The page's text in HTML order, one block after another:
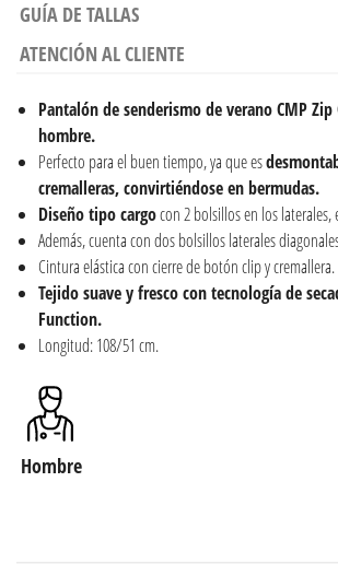
GUÍA DE TALLAS
ATENCIÓN AL CLIENTE
Pantalón de senderismo de verano CMP
hombre.
Perfecto para el buen tiempo, ya que es
cremalleras, convirtiéndose en bermudas.
Diseño tipo cargocon 2 bolsillos en los laterales,
Además, cuenta con dos bolsillos laterales
Cintura elástica con cierre de botón clip y cremallera.
Tejido suave y fresco con tecnología de
Function.
Longitud: 108/51 cm.
Hombre